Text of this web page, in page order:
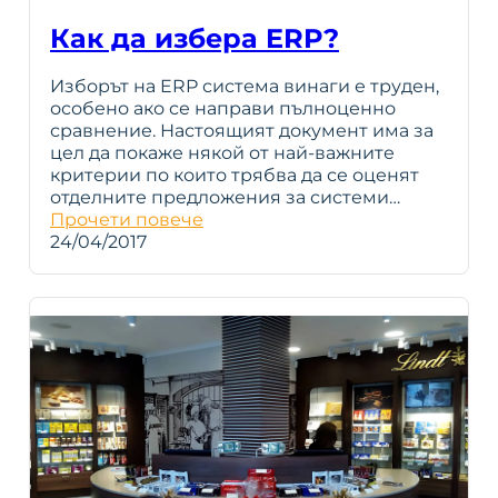
Как да избера ERP?
Изборът на ERP система винаги е труден,
особено ако се направи пълноценно
сравнение. Настоящият документ има за
цел да покаже някой от най-важните
критерии по които трябва да се оценят
отделните предложения за системи…
Прочети повече
24/04/2017